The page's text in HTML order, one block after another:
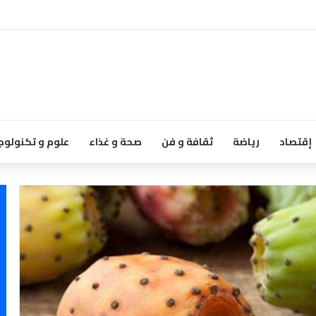
إقتصاد رياضة ثقافة و فن صحة و غذاء علوم و